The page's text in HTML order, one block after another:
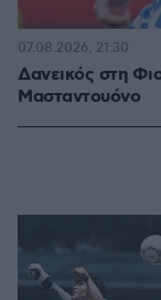
Δανεικός στη
Μασταντουόνο
07.08.2026, 21:30